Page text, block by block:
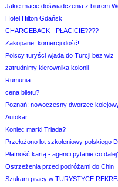
Jakie macie doświadczenia z biurem
Hotel Hilton Gdańsk
CHARGEBACK - PŁACICIE????
Zakopane: komercji dość!
Polscy turyści wjadą do Turcji bez wiz
zatrudnimy kierownika kolonii
Rumunia
cena biletu?
Poznań: nowoczesny dworzec
Autokar
Koniec marki Triada?
Przełożono lot szkoleniowy polskiego
Płatność kartą - agenci pytanie co
Ostrzeżenia przed podróżami do Chin
Szukam pracy w